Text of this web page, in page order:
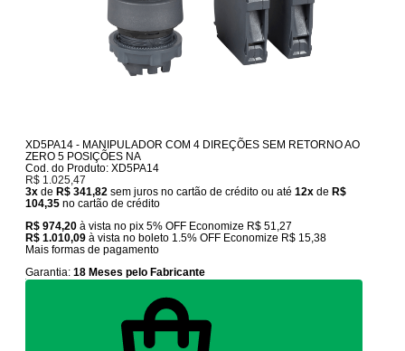
XD5PA14 - MANIPULADOR COM 4 DIREÇÕES SEM RETORNO AO
ZERO 5 POSIÇÕES NA
Cod. do Produto: XD5PA14
R$ 1.025,47
3x de R$ 341,82 sem juros no cartão de crédito ou até12x de R$
104,35 no cartão de crédito
R$ 974,20à vista no pix5% OFF Economize R$ 51,27
R$ 1.010,09à vista no boleto 1.5% OFF Economize R$ 15,38
Mais formas de pagamento
Garantia:18 Meses pelo Fabricante